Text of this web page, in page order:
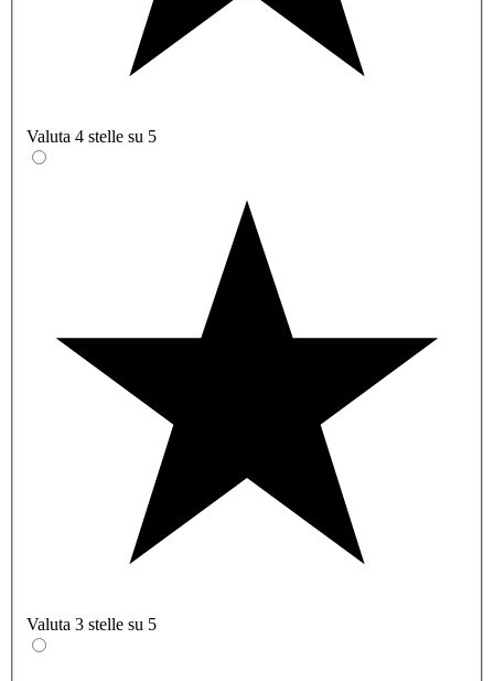
Valuta 4 stelle su 5
Valuta 3 stelle su 5